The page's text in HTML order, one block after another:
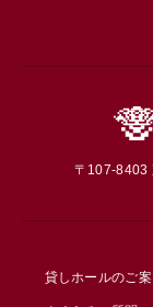
〒107-8403
貸しホールのご案